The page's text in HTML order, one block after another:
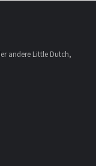
andere Little Dutch,